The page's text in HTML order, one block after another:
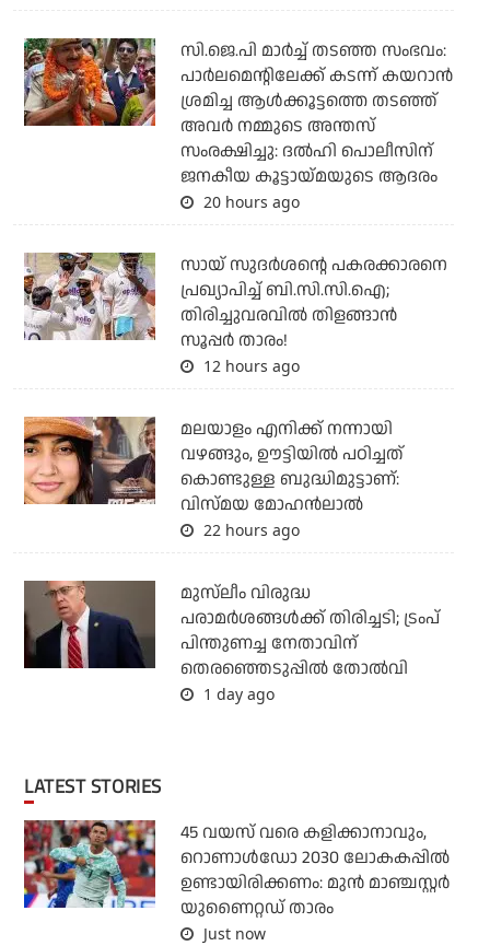
സി.ജെ.പി മാര്‍ച്ച് തടഞ്ഞ സംഭവം:
പാര്‍ലമെന്റിലേക്ക് കടന്ന് കയറാന്‍
ശ്രമിച്ച ആള്‍ക്കൂട്ടത്തെ തടഞ്ഞ്
അവര്‍ നമ്മുടെ അന്തസ്
സംരക്ഷിച്ചു: ദല്‍ഹി പൊലീസിന്
ജനകീയ കൂട്ടായ്മയുടെ ആദരം
20 hours ago
സായ് സുദര്‍ശന്റെ പകരക്കാരനെ
പ്രഖ്യാപിച്ച് ബി.സി.സി.ഐ;
തിരിച്ചുവരവില്‍ തിളങ്ങാന്‍
സൂപ്പര്‍ താരം!
12 hours ago
മലയാളം എനിക്ക് നന്നായി
വഴങ്ങും, ഊട്ടിയില്‍ പഠിച്ചത്
കൊണ്ടുള്ള ബുദ്ധിമുട്ടാണ്:
വിസ്മയ മോഹന്‍ലാല്‍
22 hours ago
മുസ്‌ലീം വിരുദ്ധ
പരാമര്‍ശങ്ങള്‍ക്ക് തിരിച്ചടി; ട്രംപ്
പിന്തുണച്ച നേതാവിന്
തെരഞ്ഞെടുപ്പില്‍ തോല്‍വി
1 day ago
LATEST STORIES
45 വയസ് വരെ കളിക്കാനാവും,
റൊണാള്‍ഡോ 2030 ലോകകപ്പില്‍
ഉണ്ടായിരിക്കണം: മുന്‍ മാഞ്ചസ്റ്റര്‍
യുണൈറ്റഡ് താരം
Just now